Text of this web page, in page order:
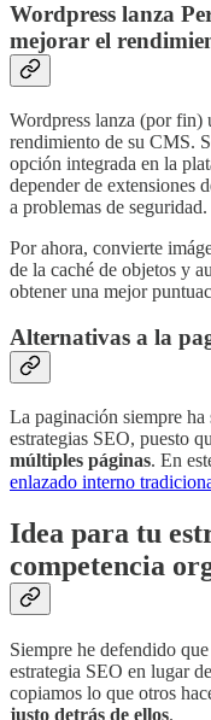
Wordpress lanza
mejorar el
Wordpress lanza (por fin)
rendimiento de su CMS.
opción integrada en la
depender de extensiones
a problemas de seguridad.
Por ahora, convierte
de la caché de objetos y
obtener una mejor
Alternativas a la
La paginación siempre
estrategias SEO, puesto
múltiples páginas. En
enlazado interno
Idea para tu
competencia
Siempre he defendido
estrategia SEO en lugar
copiamos lo que otros
justo detrás de ellos.